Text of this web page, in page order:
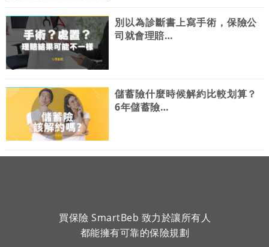
別以為診斷書上寫手術，保險公
司就會理賠…
儲蓄險什麼時候解約比較划算？
6年儲蓄險…
買保險 SmartBeb 致力於讓所有人
都能擁有可靠的保險規劃